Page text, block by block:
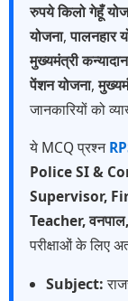
रुपये किलो गेहूँ
योजना,पालनहार
मुख्यमंत्री
पेंशन योजना,
जानकारियों को
ये MCQ प्रश्न
Police SI &
Supervisor,
Teacher,
परीक्षाओं के लिए
Subject: